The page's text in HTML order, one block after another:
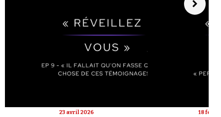
23 avril 2026 18